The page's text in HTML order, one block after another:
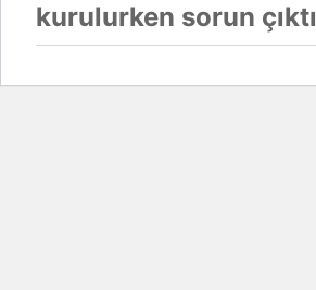
kurulurken sorun çıktı